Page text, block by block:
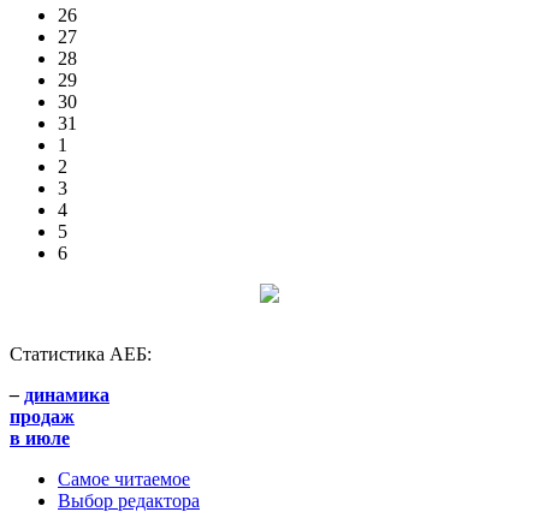
26
27
28
29
30
31
1
2
3
4
5
6
Статистика АЕБ:
– динамика
продаж
в июле
Самое читаемое
Выбор редактора